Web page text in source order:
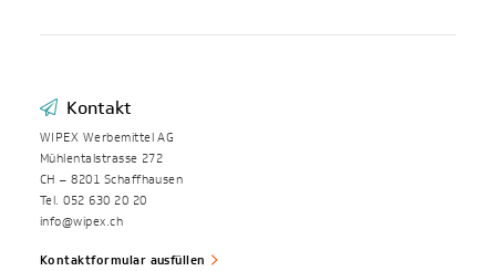
Kontakt
WIPEX Werbemittel AG
Mühlentalstrasse 272
CH – 8201 Schaffhausen
Tel. 052 630 20 20
info@wipex.ch
Kontaktformular ausfüllen